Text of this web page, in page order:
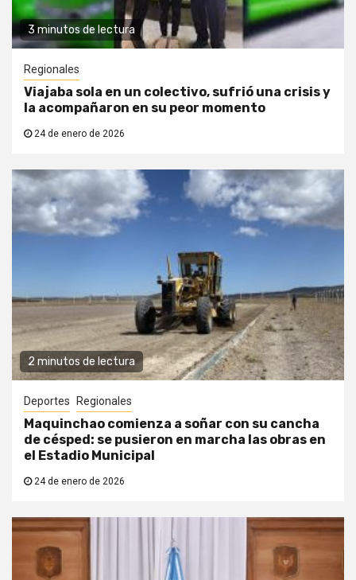
3 minutos de lectura
Regionales
Viajaba sola en un colectivo, sufrió una crisis y
la acompañaron en su peor momento
24 de enero de 2026
2 minutos de lectura
Deportes Regionales
Maquinchao comienza a soñar con su cancha
de césped: se pusieron en marcha las obras en
el Estadio Municipal
24 de enero de 2026